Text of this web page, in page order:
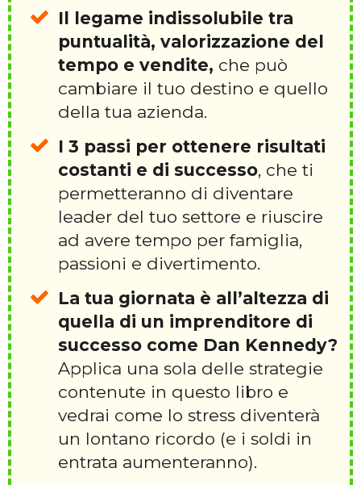
Il legame indissolubile tra
puntualità, valorizzazione del
tempo e vendite, che può
cambiare il tuo destino e quello
della tua azienda.
I 3 passi per ottenere risultati
costanti e di successo, che ti
permetteranno di diventare
leader del tuo settore e riuscire
ad avere tempo per famiglia,
passioni e divertimento.
La tua giornata è all’altezza di
quella di un imprenditore di
successo come Dan Kennedy?
Applica una sola delle strategie
contenute in questo libro e
vedrai come lo stress diventerà
un lontano ricordo (e i soldi in
entrata aumenteranno).